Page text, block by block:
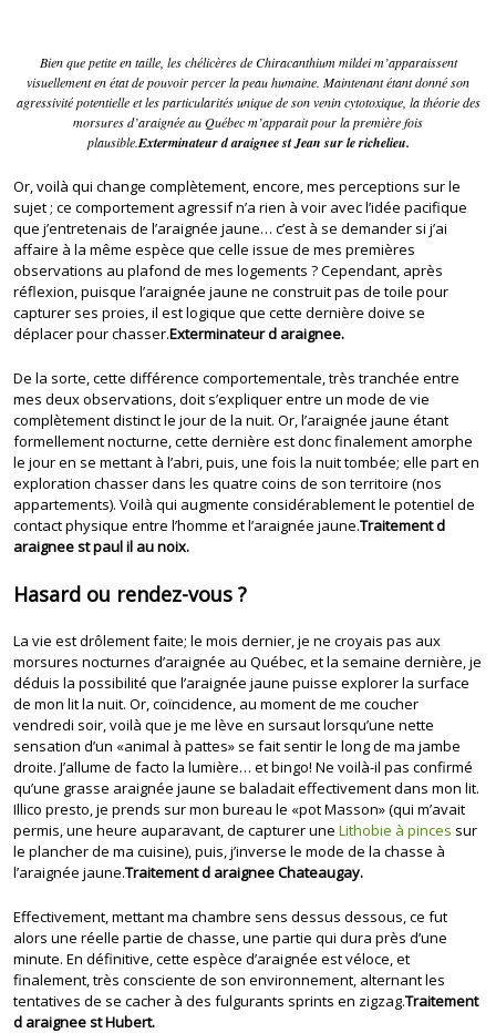
Bien que petite en taille, les chélicères de Chiracanthium mildei m’apparaissent
visuellement en état de pouvoir percer la peau humaine. Maintenant étant donné son
agressivité potentielle et les particularités unique de son venin cytotoxique, la théorie des
morsures d’araignée au Québec m’apparait pour la première fois
plausible.Exterminateur d araignee st Jean sur le richelieu.
Or, voilà qui change complètement, encore, mes perceptions sur le
sujet ; ce comportement agressif n’a rien à voir avec l’idée pacifique
que j’entretenais de l’araignée jaune… c’est à se demander si j’ai
affaire à la même espèce que celle issue de mes premières
observations au plafond de mes logements ? Cependant, après
réflexion, puisque l’araignée jaune ne construit pas de toile pour
capturer ses proies, il est logique que cette dernière doive se
déplacer pour chasser.Exterminateur d araignee.
De la sorte, cette différence comportementale, très tranchée entre
mes deux observations, doit s’expliquer entre un mode de vie
complètement distinct le jour de la nuit. Or, l’araignée jaune étant
formellement nocturne, cette dernière est donc finalement amorphe
le jour en se mettant à l’abri, puis, une fois la nuit tombée; elle part en
exploration chasser dans les quatre coins de son territoire (nos
appartements). Voilà qui augmente considérablement le potentiel de
contact physique entre l’homme et l’araignée jaune.Traitement d
araignee st paul il au noix.
Hasard ou rendez-vous ?
La vie est drôlement faite; le mois dernier, je ne croyais pas aux
morsures nocturnes d’araignée au Québec, et la semaine dernière, je
déduis la possibilité que l’araignée jaune puisse explorer la surface
de mon lit la nuit. Or, coïncidence, au moment de me coucher
vendredi soir, voilà que je me lève en sursaut lorsqu’une nette
sensation d’un «animal à pattes» se fait sentir le long de ma jambe
droite. J’allume de facto la lumière… et bingo! Ne voilà-il pas confirmé
qu’une grasse araignée jaune se baladait effectivement dans mon lit.
Illico presto, je prends sur mon bureau le «pot Masson» (qui m’avait
permis, une heure auparavant, de capturer uneLithobie à pinces sur
le plancher de ma cuisine), puis, j’inverse le mode de la chasse à
l’araignée jaune.Traitement d araignee Chateaugay.
Effectivement, mettant ma chambre sens dessus dessous, ce fut
alors une réelle partie de chasse, une partie qui dura près d’une
minute. En définitive, cette espèce d’araignée est véloce, et
finalement, très consciente de son environnement, alternant les
tentatives de se cacher à des fulgurants sprints en zigzag.Traitement
d araignee st Hubert.